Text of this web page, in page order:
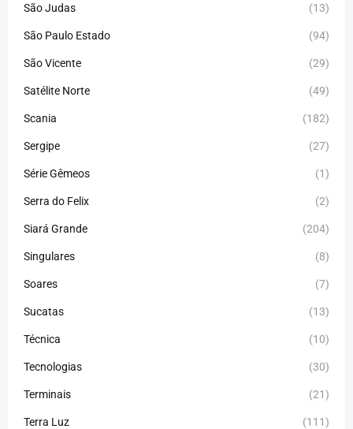
São Judas (13)
São Paulo Estado (94)
São Vicente (29)
Satélite Norte (49)
Scania (182)
Sergipe (27)
Série Gêmeos (1)
Serra do Felix (2)
Siará Grande (204)
Singulares (8)
Soares (7)
Sucatas (13)
Técnica (10)
Tecnologias (30)
Terminais (21)
Terra Luz (111)